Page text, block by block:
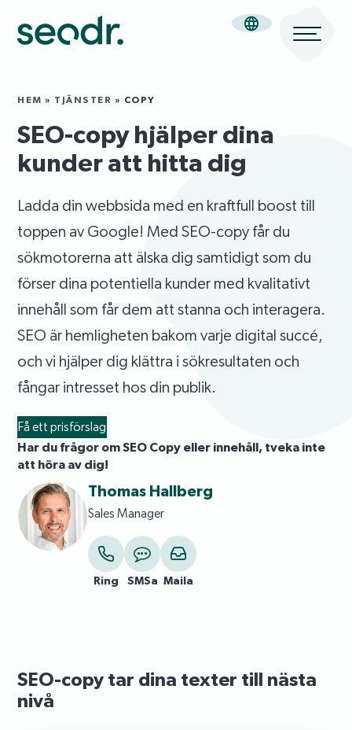
HEM » TJÄNSTER » COPY
SEO-copy hjälper dina
kunder att hitta dig
Ladda din webbsida med en kraftfull boost till
toppen av Google! Med SEO-copy får du
sökmotorerna att älska dig samtidigt som du
förser dina potentiella kunder med kvalitativt
innehåll som får dem att stanna och interagera.
SEO är hemligheten bakom varje digital succé,
och vi hjälper dig klättra i sökresultaten och
fångar intresset hos din publik.
Få ett prisförslag
Har du frågor om SEO Copy eller innehåll, tveka inte
att höra av dig!
Thomas Hallberg
Sales Manager
Ring SMSa Maila
SEO-copy tar dina texter till nästa
nivå